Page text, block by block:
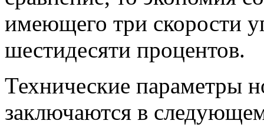
имеющего три скорости
шестидесяти процентов.
Технические параметры
заключаются в